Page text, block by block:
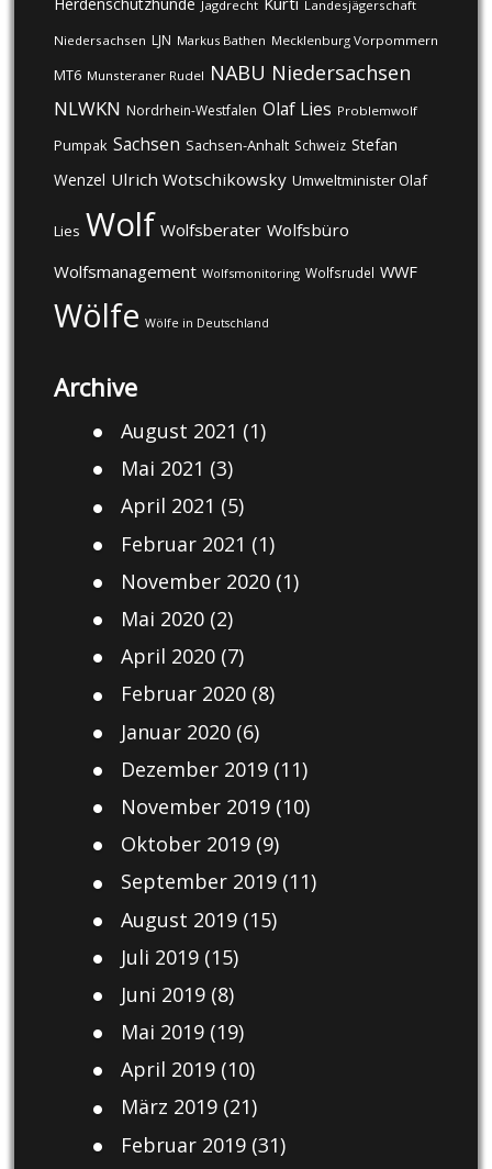
Jagdrecht Landesjägerschaft
Niedersachsen LJN Markus Bathen Mecklenburg Vorpommern
MT6 Munsteraner Rudel NABU Niedersachsen
NLWKN Nordrhein-Westfalen Olaf Lies Problemwolf
Pumpak Sachsen Sachsen-Anhalt Schweiz Stefan
Wenzel Ulrich Wotschikowsky Umweltminister Olaf
Lies Wolf Wolfsberater Wolfsbüro
Wolfsmanagement Wolfsmonitoring Wolfsrudel WWF
Wölfe Wölfe in Deutschland
Archive
August 2021 (1)
Mai 2021 (3)
April 2021 (5)
Februar 2021 (1)
November 2020(1)
Mai 2020(2)
April 2020(7)
Februar 2020(8)
Januar 2020(6)
Dezember 2019(11)
November 2019(10)
Oktober 2019(9)
September 2019(11)
August 2019(15)
Juli 2019(15)
Juni 2019(8)
Mai 2019(19)
April 2019(10)
März 2019(21)
Februar 2019(31)